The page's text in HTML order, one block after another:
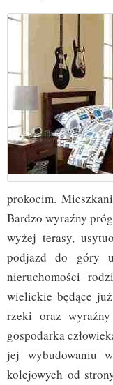
prokocim.
Bardzo wyraźny
wyżej terasy,
podjazd do góry
nieruchomości
wielickie będące
rzeki oraz wyraźny
gospodarka
jej wybudowaniu
kolejowych od